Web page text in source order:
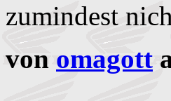
zumindest
von omagott